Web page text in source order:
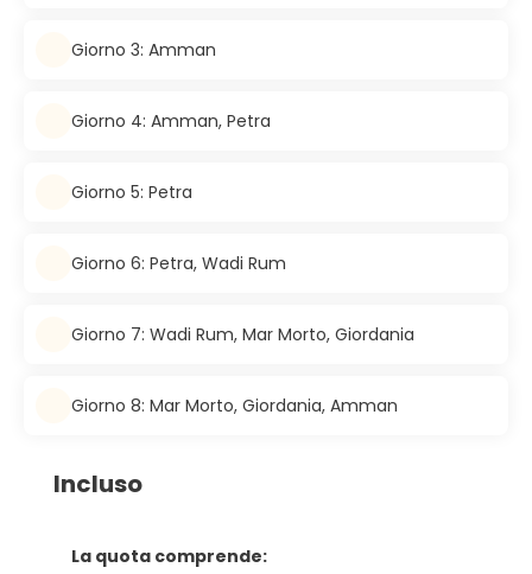
Giorno 3: Amman
Giorno 4: Amman, Petra
Giorno 5: Petra
Giorno 6: Petra, Wadi Rum
Giorno 7: Wadi Rum, Mar Morto, Giordania
Giorno 8: Mar Morto, Giordania, Amman
Incluso
La quota comprende: